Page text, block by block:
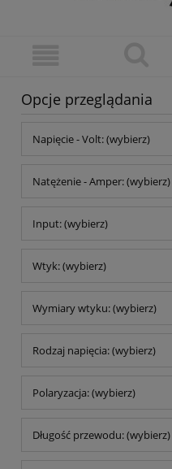
Opcje przeglądania
Napięcie - Volt: (wybierz)
Natężenie - Amper: (wybierz)
Input: (wybierz)
Wtyk: (wybierz)
Wymiary wtyku: (wybierz)
Rodzaj napięcia: (wybierz)
Polaryzacja: (wybierz)
Długość przewodu: (wybierz)